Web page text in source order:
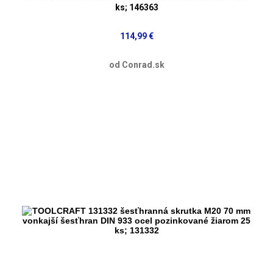
ks; 146363
114,99 €
od Conrad.sk